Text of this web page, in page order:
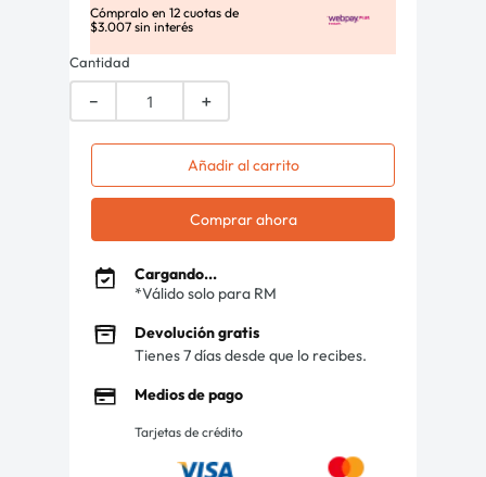
Cómpralo en 12 cuotas de
$3.007 sin interés
Cantidad
＋
－
Añadir al carrito
Comprar ahora
Cargando...
*Válido solo para RM
Devolución gratis
Tienes 7 días desde que lo recibes.
Medios de pago
Tarjetas de crédito